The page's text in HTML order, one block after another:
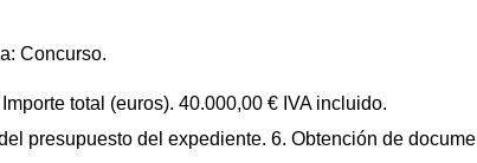
Concurso.
total (euros). 40.000,00 € IVA incluido.
presupuesto del expediente. 6. Obtención de